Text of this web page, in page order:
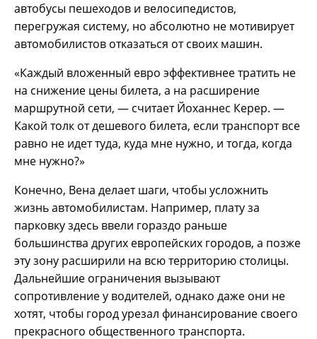
автобусы пешеходов и велосипедистов,
перегружая систему, но абсолютно не мотивирует
автомобилистов отказаться от своих машин.
«Каждый вложенный евро эффективнее тратить не
на снижение цены билета, а на расширение
маршрутной сети, — считает Йоханнес Керер. —
Какой толк от дешевого билета, если транспорт все
равно не идет туда, куда мне нужно, и тогда, когда
мне нужно?»
Конечно, Вена делает шаги, чтобы усложнить
жизнь автомобилистам. Например, плату за
парковку здесь ввели гораздо раньше
большинства других европейских городов, а позже
эту зону расширили на всю территорию столицы.
Дальнейшие ограничения вызывают
сопротивление у водителей, однако даже они не
хотят, чтобы город урезал финансирование своего
прекрасного общественного транспорта.